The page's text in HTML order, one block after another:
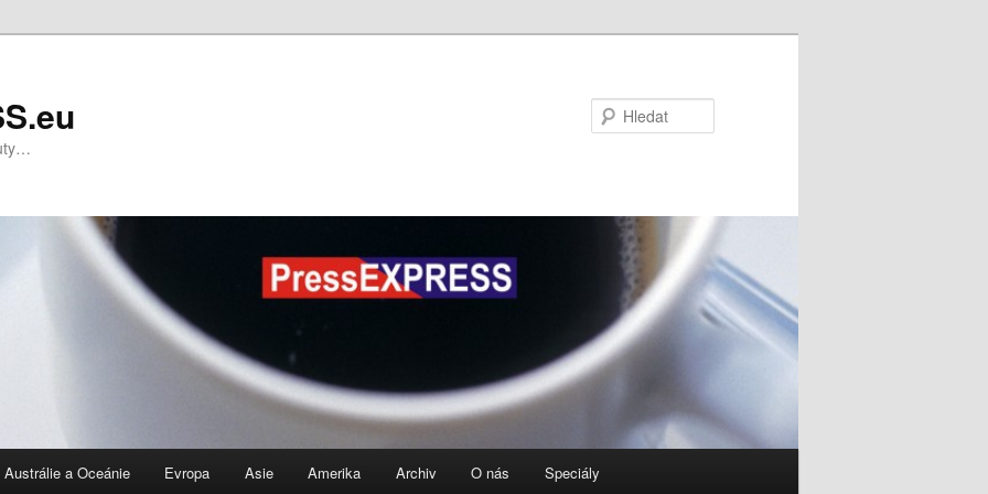
Austrálie a Oceánie Evropa Asie Amerika Archiv O nás Speciály